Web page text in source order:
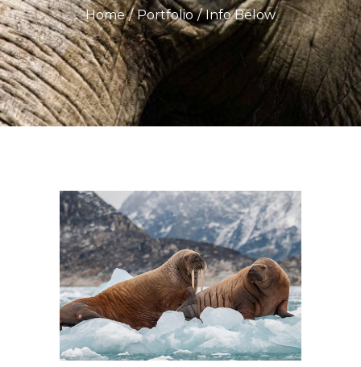
Home Portfolio Info Below